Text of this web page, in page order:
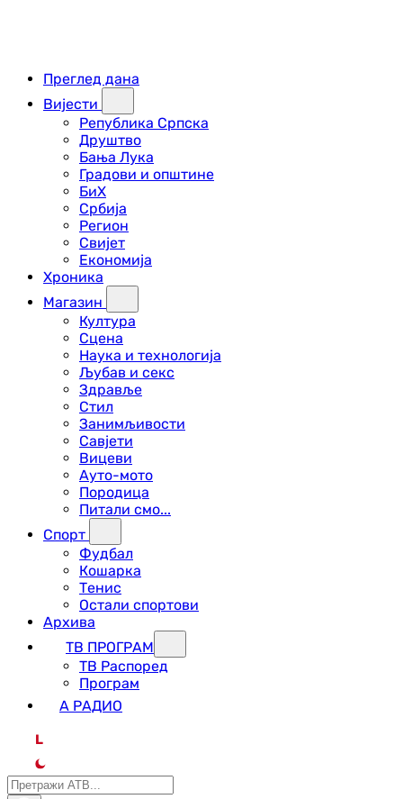
Преглед дана
Вијести
Република Српска
Друштво
Бања Лука
Градови и општине
БиХ
Србија
Регион
Свијет
Економија
Хроника
Магазин
Култура
Сцена
Наука и технологија
Љубав и секс
Здравље
Стил
Занимљивости
Савјети
Вицеви
Ауто-мото
Породица
Питали смо...
Спорт
Фудбал
Кошарка
Тенис
Остали спортови
Архива
ТВ ПРОГРАМ
ТВ Распоред
Програм
А РАДИО
L